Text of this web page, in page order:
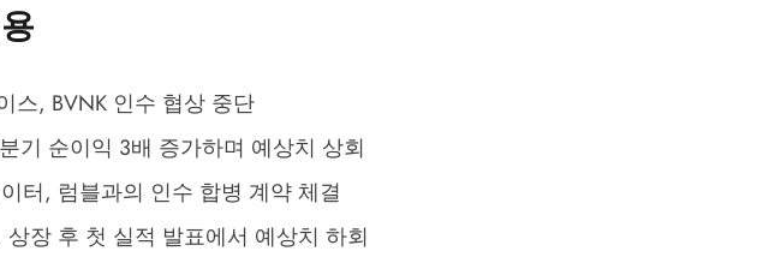
스, BVNK 인수 협상 중단
기 순이익 3배 증가하며 예상치 상회
터, 럼블과의 인수 합병 계약 체결
상장 후 첫 실적 발표에서 예상치 하회